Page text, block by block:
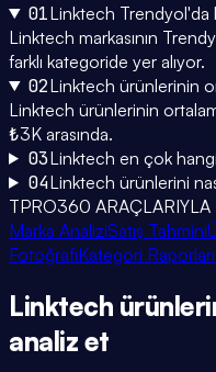
01Linktech Trendyol'da
Linktech markasının
farklı kategoride yer alıyor.
02Linktech ürünlerinin
Linktech ürünlerinin
₺3K arasında.
03Linktech en çok
04Linktech ürünlerini
TPRO360 ARAÇLARIYLA
Marka AnaliziSatış Tahmini
FotoğrafıKategori Raporları
Linktech
analiz et